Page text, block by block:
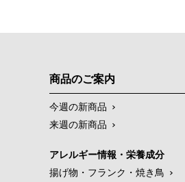
商品のご案内
今週の新商品
来週の新商品
アレルギー情報・栄養成分
揚げ物・フランク・焼き鳥